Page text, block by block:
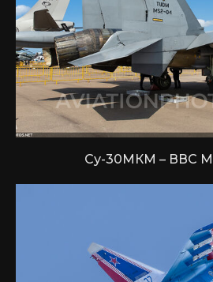
Су-30МКМ – ВВС